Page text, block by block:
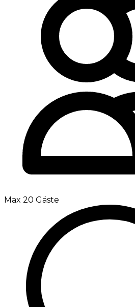
Max 20 Gäste